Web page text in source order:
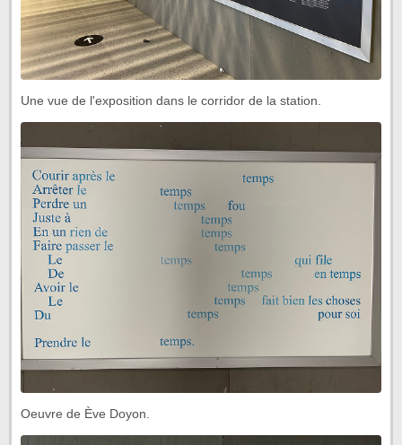
Une vue de l'exposition dans le corridor de la station.
Oeuvre de Ève Doyon.